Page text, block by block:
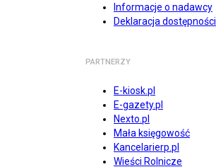
Informacje o nadawcy
Deklaracja dostępności
PARTNERZY
E-kiosk.pl
E-gazety.pl
Nexto.pl
Mała księgowość
Kancelarierp.pl
Wieści Rolnicze